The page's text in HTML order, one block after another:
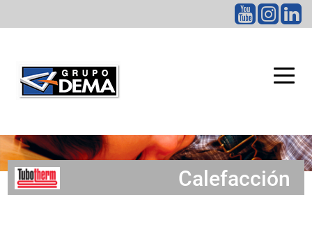
Calefacción
CATEGORÍAS